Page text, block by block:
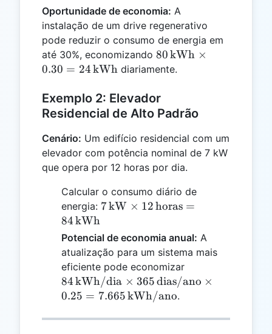
Oportunidade de economia: A
instalação de um drive regenerativo
pode reduzir o consumo de energia em
até 30%, economizando 80 \,
\text{kWh}
= 24 \,
\text{kWh}
80kWh ×
0.30 = 24kWhdiariamente.
Exemplo 2: Elevador
Residencial de Alto Padrão
Cenário: Um edifício residencial com um
elevador com potência nominal de 7 kW
que opera por 12 horas por dia.
Calcular o consumo diário de
energia: 7 \,
\times 12 \,
\text{horas}
= 84 \,
\text{kWh}
7kW × 12horas =
84kWh
Potencial de economia anual: A
atualização para um sistema mais
eficiente pode economizar
\text{kWh/dia}
\times 0.25 =
84kWh/dia × 365dias/ano ×
0.25 = 7.665kWh/ano.